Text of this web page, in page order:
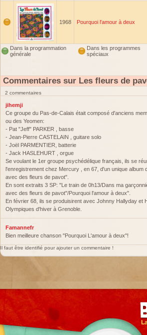
1968 Pourquoi l'amour à deux
Dans la programmation
générale
Dans les programmes
spéciaux
Commentaires sur Les fleurs de
2 commentaires
jihemji
Ce groupe du Pas-de-Calais était composé d'anciens
ou des Yeomen:
- Pat "Jeff" PARKER , basse
- Jean-Pierre CASTELAIN , guitare solo
- Joël PARMENTIER, batterie
- Jack HASLEHURT , orgue
Se voulant le 1er groupe psychédélique français, ils se
l'enregistrement chez Mercury , en 67, d'un unique
avec des fleurs de pavot".
En sont extraits 3 SP: "Le train de 0h13/Dans ma
avec des fleurs de pavot"/Pourquoi l'amour à deux".
En février 68, ils se produisirent avec Johnny Hallyday et
Olympiques d'hiver à Grenoble.
Famannefr
Bien meilleure chanson "Pourquoi L'amour à deux"!
Il faut être identifié pour ajouter un commentaire !